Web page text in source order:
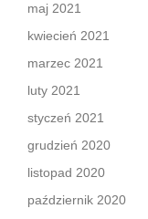
maj 2021
kwiecień 2021
marzec 2021
luty 2021
styczeń 2021
grudzień 2020
listopad 2020
październik 2020